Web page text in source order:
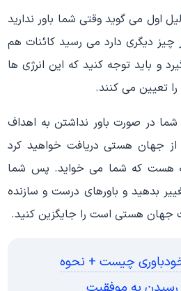
اول می گوید وقتی شما باور ندارید
چیز دیگری دارد می رسید کائنات هم
و باید توجه کنید که این انرژی ها
تعیین می کنند.
در صورت باور نداشتن به اهداف
جهان هستی دریافت خواهید کرد
هست که شما می خواید. پس شما
بدهید و باورهای درست و سازنده
جهان هستی است را جایگزین کنید.
چیست + نحوه